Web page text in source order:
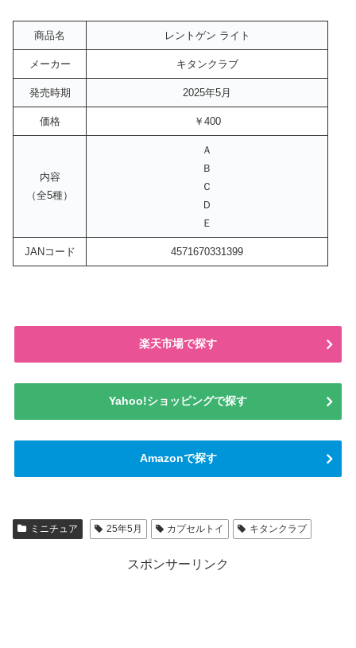
商品名 レントゲン ライト
メーカー キタンクラブ
発売時期 2025年5月
価格 ￥400
内容
（全5種）
Ａ
Ｂ
Ｃ
Ｄ
Ｅ
JANコード 4571670331399
楽天市場で探す
Yahoo!ショッピングで探す
Amazonで探す
ミニチュア 25年5月 カプセルトイ キタンクラブ
スポンサーリンク